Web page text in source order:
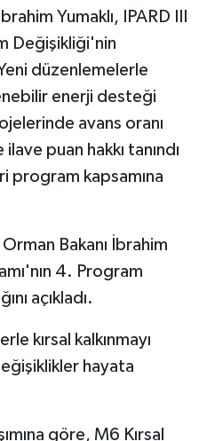
Yumaklı, IPARD III
Değişikliği'nin
düzenlemelerle
enerji desteği
avans oranı
puan hakkı tanındı
program kapsamına
Orman Bakanı İbrahim
4. Program
açıkladı.
kırsal kalkınmayı
hayata
göre, M6 Kırsal